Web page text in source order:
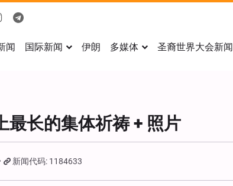
闻 国际新闻 伊朗 多媒体 圣裔世界大会新闻
最长的集体祈祷 + 照片
新闻代码: 1184633